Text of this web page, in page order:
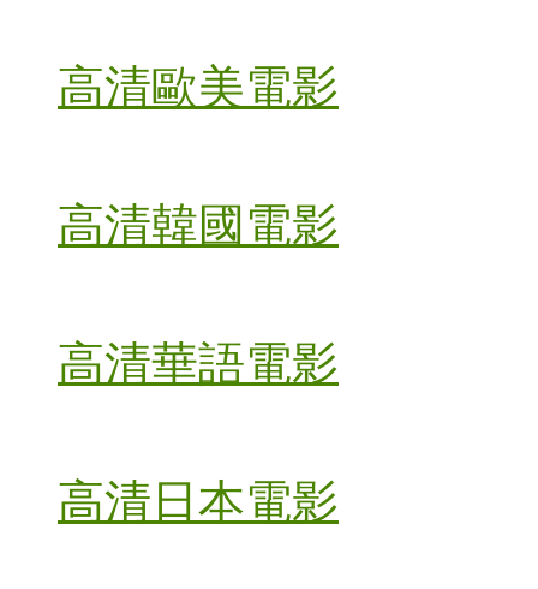
高清歐美電影
高清韓國電影
高清華語電影
高清日本電影